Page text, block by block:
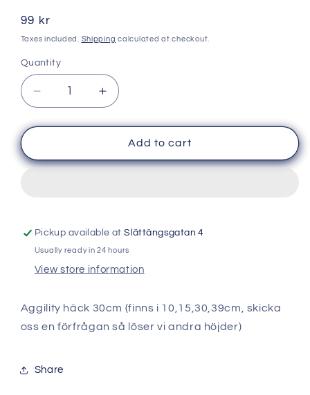
Regular
price
99 kr
Taxes included. Shipping calculated at checkout.
Quantity
Quantity
Decrease
quantity
for
30cm
Increase
quantity
for
Häck
30cm
Add to cart
Pickup available atSlättängsgatan 4
Usually ready in 24 hours
View store information
Aggility häck 30cm (finns i 10,15,30,39cm, skicka
oss en förfrågan så löser vi andra höjder)
Share